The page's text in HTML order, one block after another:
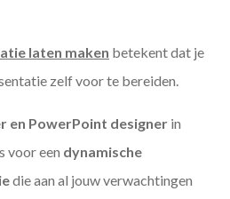
laten maken betekent dat je
zelf voor te bereiden.
en PowerPoint designer in
voor een dynamische
die aan al jouw verwachtingen